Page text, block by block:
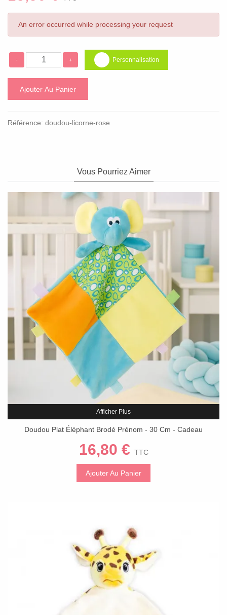
An error occurred while processing your request
- + Personnalisation
Ajouter Au Panier
Référence: doudou-licorne-rose
Vous Pourriez Aimer
Afficher Plus
Doudou Plat Éléphant Brodé Prénom - 30 Cm - Cadeau
16,80 € TTC
Ajouter Au Panier